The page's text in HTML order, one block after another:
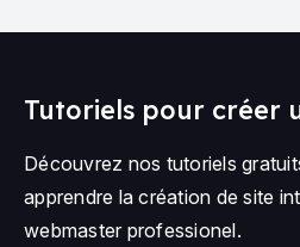
Tutoriels pour créer
Découvrez nos tutoriels
apprendre la création de site
webmaster professionel.